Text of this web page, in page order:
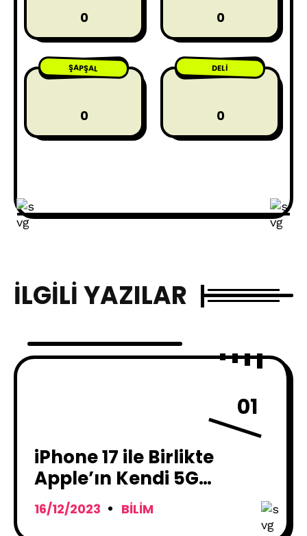
0 0
ŞAPŞAL
0
DELI
0
İLGILI YAZILAR
01
iPhone 17 ile Birlikte
Apple’ın Kendi 5G
Teknolojisi Gelebilir!
16/12/2023 BILIM